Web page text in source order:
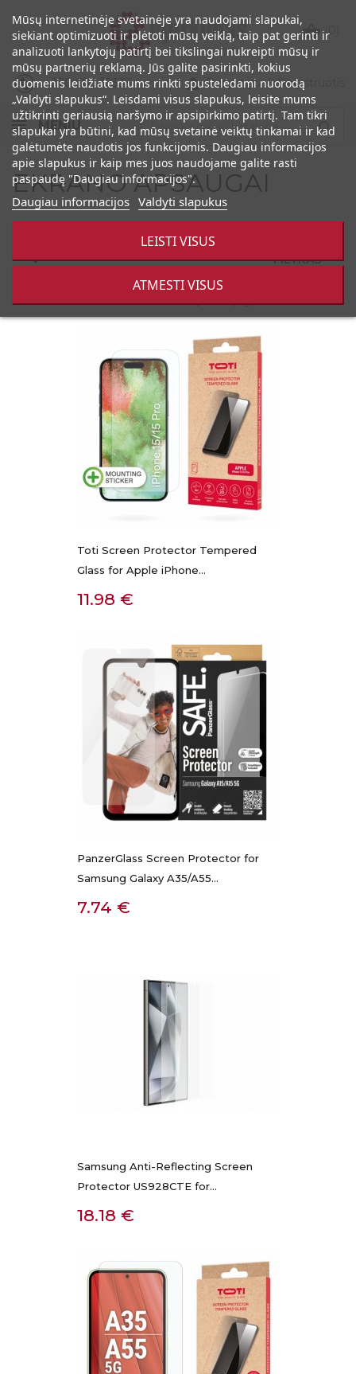
 (0)
+370 686 32333  Prisijungti|Registruotis
MENIU 
EKRANO APSAUGAI
 FILTRAS
Rodoma 1-24 iš 25 prekės(-ių)
Toti Screen Protector Tempered
Glass for Apple iPhone...
Kaina
11.98 €
PanzerGlass Screen Protector for
Samsung Galaxy A35/A55...
Kaina
7.74 €
Samsung Anti-Reflecting Screen
Protector US928CTE for...
Kaina
18.18 €
Mūsų internetinėje svetainėje yra naudojami slapukai,
siekiant optimizuoti ir plėtoti mūsų veiklą, taip pat gerinti ir
analizuoti lankytojų patirtį bei tikslingai nukreipti mūsų ir
mūsų partnerių reklamą. Jūs galite pasirinkti, kokius
duomenis leidžiate mums rinkti spustelėdami nuorodą
„Valdyti slapukus“. Leisdami visus slapukus, leisite mums
užtikrinti geriausią naršymo ir apsipirkimo patirtį. Tam tikri
slapukai yra būtini, kad mūsų svetainė veiktų tinkamai ir kad
galėtumėte naudotis jos funkcijomis. Daugiau informacijos
apie slapukus ir kaip mes juos naudojame galite rasti
paspaudę "Daugiau informacijos".
Daugiau informacijos Valdyti slapukus
ATMESTI VISUS
LEISTI VISUS